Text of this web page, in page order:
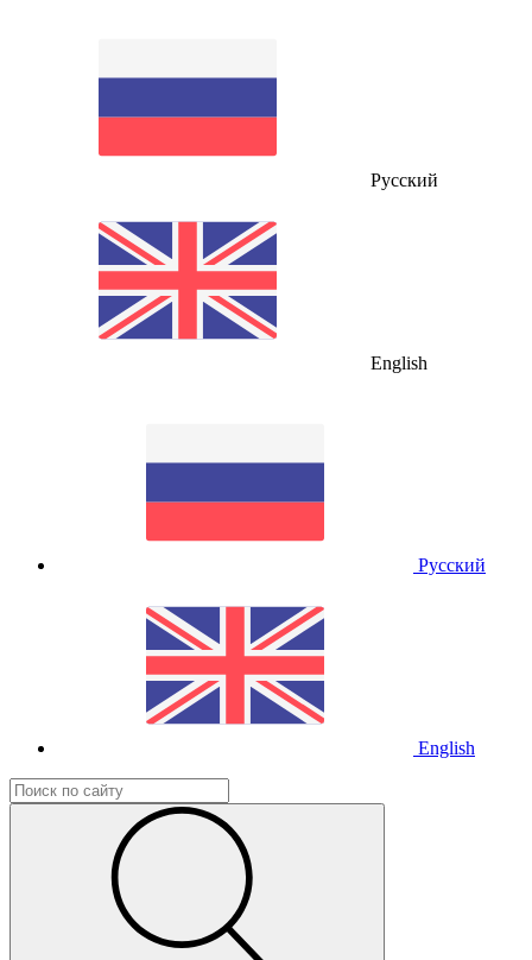
Русский
English
Русский
English